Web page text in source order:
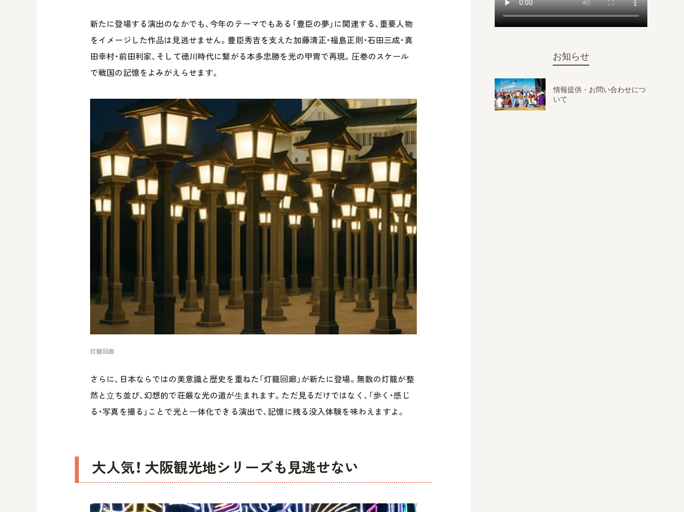
新たに登場する演出のなかでも、今年のテーマでもある「豊臣の夢」に関連する、重要人物
をイメージした作品は見逃せません。豊臣秀吉を支えた加藤清正・福島正則・石田三成・真
田幸村・前田利家、そして徳川時代に繋がる本多忠勝を光の甲冑で再現。圧巻のスケール
で戦国の記憶をよみがえらせます。
灯籠回廊
さらに、日本ならではの美意識と歴史を重ねた「灯籠回廊」が新たに登場。無数の灯籠が整
然と⽴ち並び、幻想的で荘厳な光の道が⽣まれます。ただ見るだけではなく、「歩く・感じ
る・写真を撮る」ことで光と⼀体化できる演出で、記憶に残る没入体験を味わえますよ。
大人気！ 大阪観光地シリーズも見逃せない
お知らせ
情報提供・お問い合わせにつ
いて